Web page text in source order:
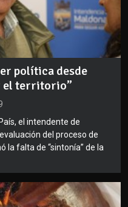
política desde
el territorio”
el intendente de
del proceso de
la falta de “sintonía” de la